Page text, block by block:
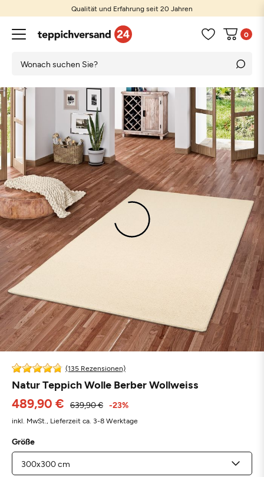
Qualität und Erfahrung seit 20 Jahren
0
(135 Rezensionen)
Natur Teppich Wolle Berber Wollweiss
489,90 € 639,90 € -23%
inkl. MwSt., Lieferzeit ca. 3-8 Werktage
Größe